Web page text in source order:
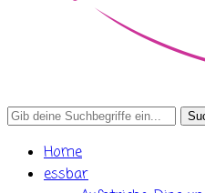
Search
Home
essbar